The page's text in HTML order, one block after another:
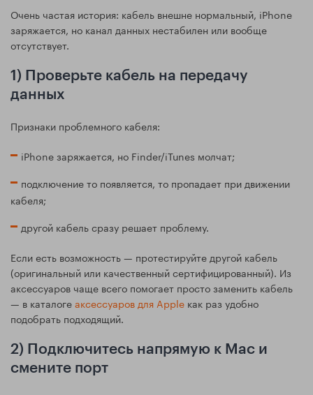
Очень частая история: кабель внешне нормальный, iPhone
заряжается, но канал данных нестабилен или вообще
отсутствует.
1) Проверьте кабель на передачу
данных
Признаки проблемного кабеля:
iPhone заряжается, но Finder/iTunes молчат;
подключение то появляется, то пропадает при движении
кабеля;
другой кабель сразу решает проблему.
Если есть возможность — протестируйте другой кабель
(оригинальный или качественный сертифицированный). Из
аксессуаров чаще всего помогает просто заменить кабель
— в каталогеаксессуаров для Apple как раз удобно
подобрать подходящий.
2) Подключитесь напрямую к Mac и
смените порт